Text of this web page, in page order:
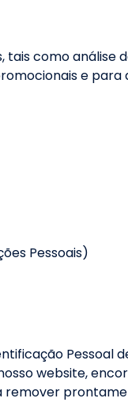
como análise
e para
Pessoais)
Pessoal
website,